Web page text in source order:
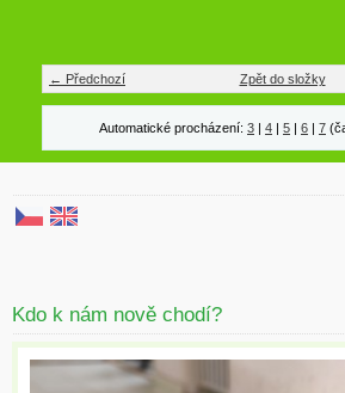
← Předchozí Zpět do složky
Automatické procházení: 3 | 4 | 5 | 6 | 7
Kdo k nám nově chodí?